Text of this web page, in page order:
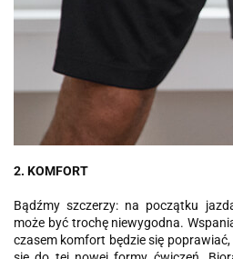
2. KOMFORT
Bądźmy szczerzy: na początku
może być trochę niewygodna.
czasem komfort będzie się